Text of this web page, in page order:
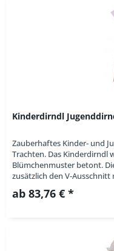
Kinderdirndl
Zauberhaftes Kinder- und
Trachten. Das Kinderdirndl
Blümchenmuster betont.
zusätzlich den V-
ab 83,76 € *